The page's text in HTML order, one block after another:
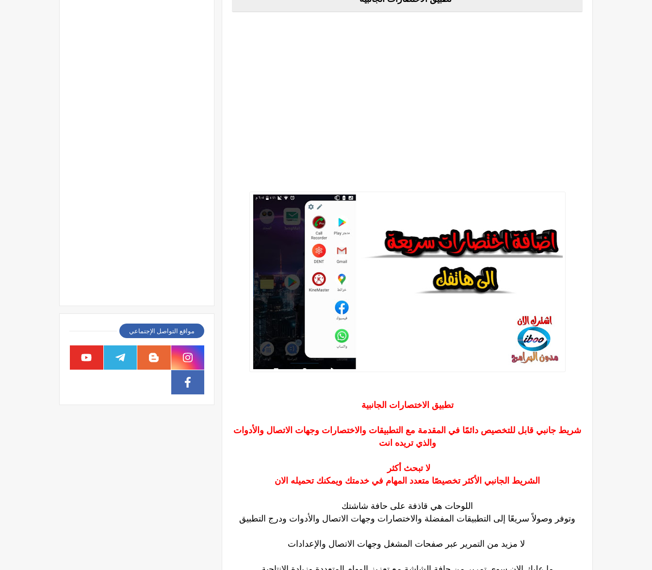
تطبيق الاختصارات الجانبية
شريط جانبي قابل للتخصيص دائمًا في المقدمة مع التطبيقات والاختصارات وجهات الاتصال والأدوات
والذي تريده انت
لا تبحث أكثر
الشريط الجانبي الأكثر تخصيصًا متعدد المهام في خدمتك ويمكنك تحميله الان
اللوحات هي قاذفة على حافة شاشتك
وتوفر وصولاً سريعًا إلى التطبيقات المفضلة والاختصارات وجهات الاتصال والأدوات ودرج التطبيق
لا مزيد من التمرير عبر صفحات المشغل وجهات الاتصال والإعدادات
مواقع التواصل الإجتماعي